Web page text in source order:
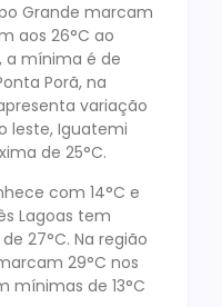
Grande marcam
aos 26°C ao
a mínima é de
Porã, na
variação
leste, Iguatemi
de 25°C.
com 14°C e
Lagoas tem
27°C. Na região
29°C nos
mínimas de 13°C